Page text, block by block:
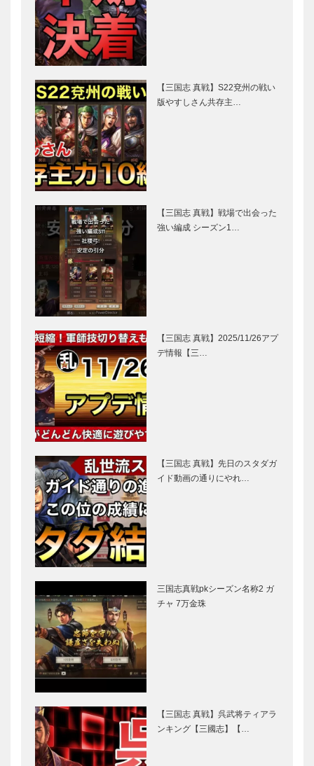
【三国志 真戦】S22兗州の戦い
版やすしさん共存主…
【三国志 真戦】戦場で出会った
強い編成 シーズン1…
【三国志 真戦】2025/11/26アプ
デ情報【三…
【三国志 真戦】先日のスタダガ
イド動画の通りにやれ…
三国志真戦pkシーズン名称2 ガ
チャ 7万金珠
【三国志 真戦】呉武将ティアラ
ンキング【三國志】【…